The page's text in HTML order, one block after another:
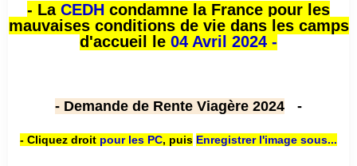
- La CEDH condamne la France pour les
mauvaises conditions de vie dans les camps
d'accueil le 04 Avril 2024 -
- Demande de Rente Viagère 2024 -
- Cliquez droit pour les PC, puis Enregistrer l'image sous...